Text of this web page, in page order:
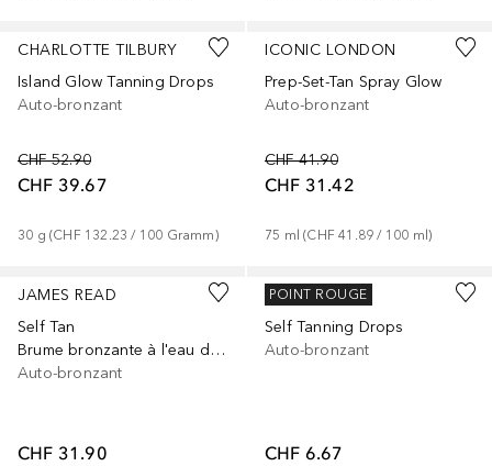
CHARLOTTE TILBURY
Island Glow Tanning Drops
Auto-bronzant
CHF 52.90
CHF 39.67
30 g (CHF 132.23 / 100 Gramm)
ICONIC LONDON
Prep-Set-Tan Spray Glow
Auto-bronzant
CHF 41.90
CHF 31.42
75 ml (CHF 41.89 / 100 ml)
JAMES READ
Self Tan
Brume bronzante à l'eau de coco visage
Auto-bronzant
CHF 31.90
CATRICE
Self Tanning Drops
Auto-bronzant
CHF 6.67
POINT ROUGE